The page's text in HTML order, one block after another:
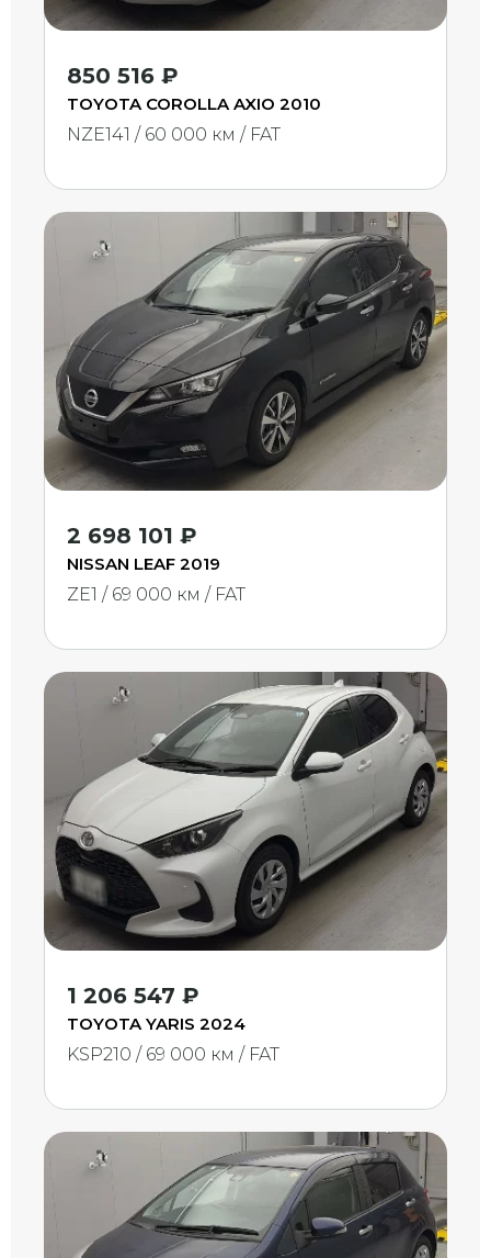
850 516 ₽
TOYOTA COROLLA AXIO 2010
NZE141 / 60 000 км / FAT
2 698 101 ₽
NISSAN LEAF 2019
ZE1 / 69 000 км / FAT
1 206 547 ₽
TOYOTA YARIS 2024
KSP210 / 69 000 км / FAT